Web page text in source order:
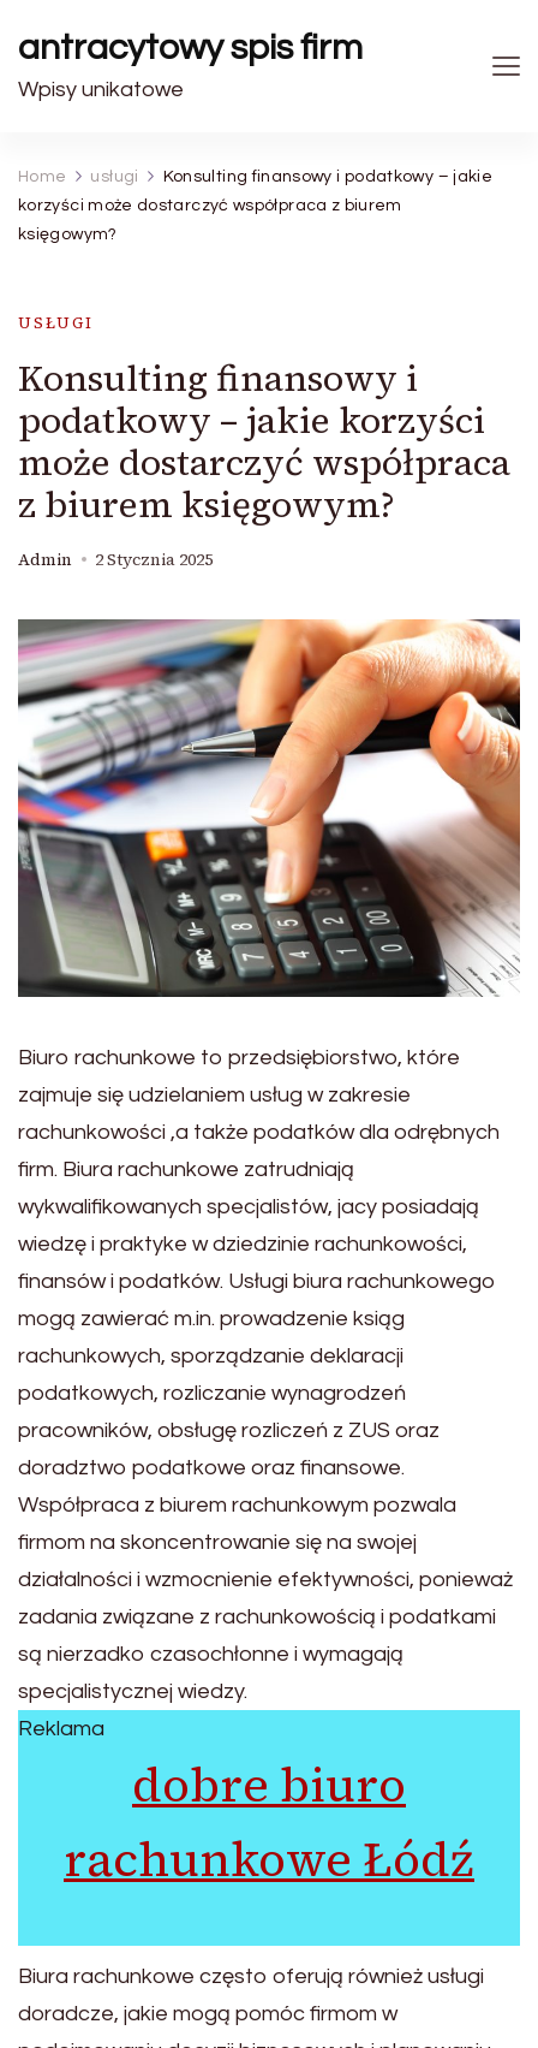
antracytowy spis firm
Wpisy unikatowe
Home usługi
Konsulting finansowy i podatkowy – jakie
korzyści może dostarczyć współpraca z biurem
księgowym?
USŁUGI
Konsulting finansowy i
podatkowy – jakie korzyści
może dostarczyć współpraca
z biurem księgowym?
Admin 2 Stycznia 2025
Biuro rachunkowe to przedsiębiorstwo, które
zajmuje się udzielaniem usług w zakresie
rachunkowości ,a także podatków dla odrębnych
firm. Biura rachunkowe zatrudniają
wykwalifikowanych specjalistów, jacy posiadają
wiedzę i praktyke w dziedzinie rachunkowości,
finansów i podatków. Usługi biura rachunkowego
mogą zawierać m.in. prowadzenie ksiąg
rachunkowych, sporządzanie deklaracji
podatkowych, rozliczanie wynagrodzeń
pracowników, obsługę rozliczeń z ZUS oraz
doradztwo podatkowe oraz finansowe.
Współpraca z biurem rachunkowym pozwala
firmom na skoncentrowanie się na swojej
działalności i wzmocnienie efektywności, ponieważ
zadania związane z rachunkowością i podatkami
są nierzadko czasochłonne i wymagają
specjalistycznej wiedzy.
Reklama
dobre biuro
rachunkowe Łódź
Biura rachunkowe często oferują również usługi
doradcze, jakie mogą pomóc firmom w